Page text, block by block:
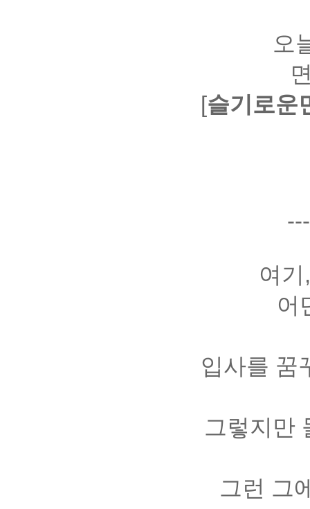
오
[슬기로운
여
어
입사를 꿈
그렇지만
그런 그